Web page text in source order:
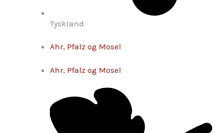
Tyskland
Ahr, Pfalz og Mosel
Ahr, Pfalz og Mosel